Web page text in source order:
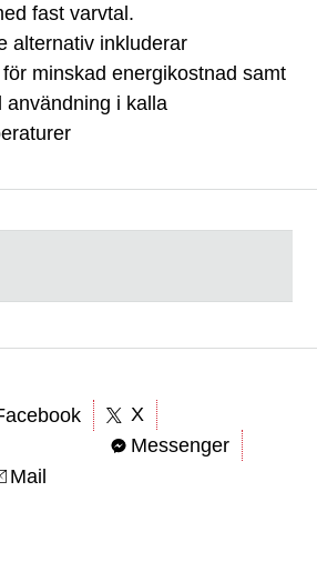
fast varvtal.
alternativ inkluderar
minskad energikostnad samt
användning i kalla
X
Messenger
Mail